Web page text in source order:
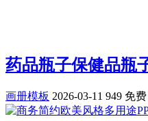
药品瓶子保健品瓶
画册模板 2026-03-11 949 免费